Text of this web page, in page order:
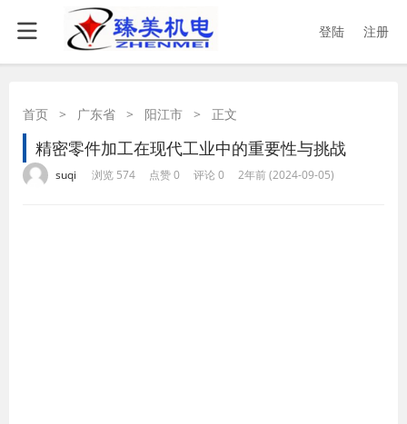
登陆 注册
首页 > 广东省 > 阳江市 > 正文
精密零件加工在现代工业中的重要性与挑战
suqi 浏览 574 点赞 0 评论 0 2年前 (2024-09-05)